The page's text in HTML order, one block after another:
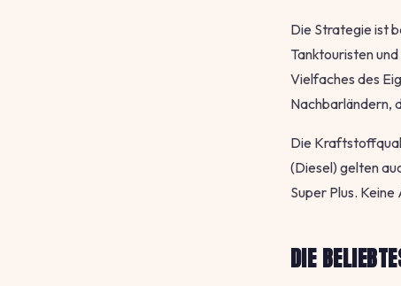
Die Strategie ist
Tanktouristen
Vielfaches des
Nachbarländern,
Die
(Diesel) gelten
Super Plus.
DIE